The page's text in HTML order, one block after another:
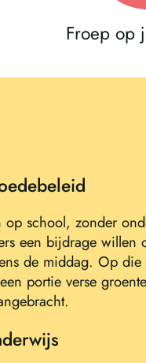
Froep op
school, zonder
een bijdrage willen
de middag. Op die
portie verse